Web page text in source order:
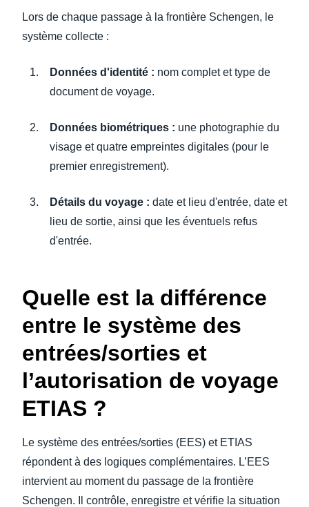
Lors de chaque passage à la frontière Schengen, le
système collecte :
Données d'identité : nom complet et type de
document de voyage.
Données biométriques : une photographie du
visage et quatre empreintes digitales (pour le
premier enregistrement).
Détails du voyage : date et lieu d'entrée, date et
lieu de sortie, ainsi que les éventuels refus
d'entrée.
Quelle est la différence
entre le système des
entrées/sorties et
l’autorisation de voyage
ETIAS ?
Le système des entrées/sorties (EES) et ETIAS
répondent à des logiques complémentaires. L’EES
intervient au moment du passage de la frontière
Schengen. Il contrôle, enregistre et vérifie la situation